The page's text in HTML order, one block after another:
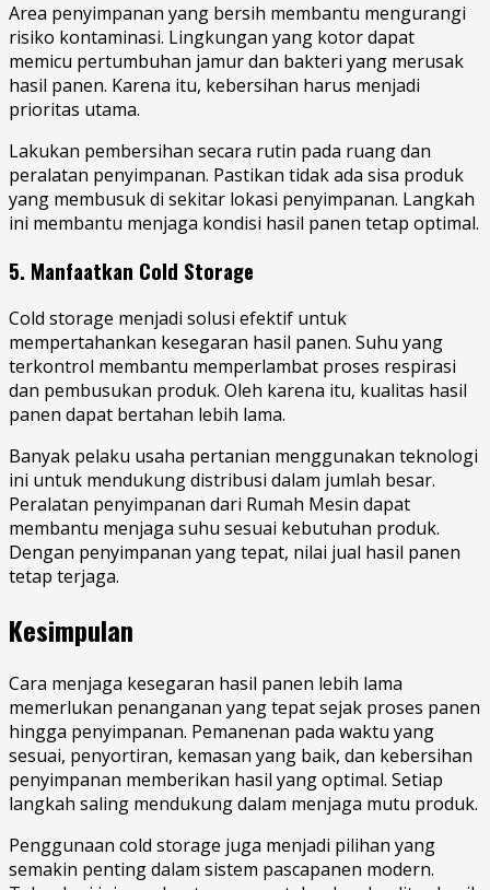
Area penyimpanan yang bersih membantu mengurangi
risiko kontaminasi. Lingkungan yang kotor dapat
memicu pertumbuhan jamur dan bakteri yang merusak
hasil panen. Karena itu, kebersihan harus menjadi
prioritas utama.
Lakukan pembersihan secara rutin pada ruang dan
peralatan penyimpanan. Pastikan tidak ada sisa produk
yang membusuk di sekitar lokasi penyimpanan. Langkah
ini membantu menjaga kondisi hasil panen tetap optimal.
5. Manfaatkan Cold Storage
Cold storage menjadi solusi efektif untuk
mempertahankan kesegaran hasil panen. Suhu yang
terkontrol membantu memperlambat proses respirasi
dan pembusukan produk. Oleh karena itu, kualitas hasil
panen dapat bertahan lebih lama.
Banyak pelaku usaha pertanian menggunakan teknologi
ini untuk mendukung distribusi dalam jumlah besar.
Peralatan penyimpanan dari Rumah Mesin dapat
membantu menjaga suhu sesuai kebutuhan produk.
Dengan penyimpanan yang tepat, nilai jual hasil panen
tetap terjaga.
Kesimpulan
Cara menjaga kesegaran hasil panen lebih lama
memerlukan penanganan yang tepat sejak proses panen
hingga penyimpanan. Pemanenan pada waktu yang
sesuai, penyortiran, kemasan yang baik, dan kebersihan
penyimpanan memberikan hasil yang optimal. Setiap
langkah saling mendukung dalam menjaga mutu produk.
Penggunaan cold storage juga menjadi pilihan yang
semakin penting dalam sistem pascapanen modern.